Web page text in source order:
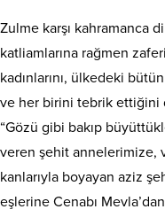
Zulme karşı kahramanca
katliamlarına rağmen
kadınlarını, ülkedeki
ve her birini tebrik ettiğini
“Gözü gibi bakıp
veren şehit annelerimize,
kanlarıyla boyayan aziz
eşlerine Cenabı